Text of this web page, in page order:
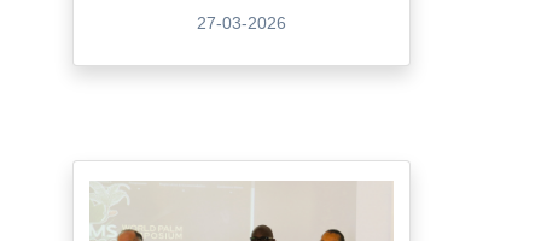
27-03-2026